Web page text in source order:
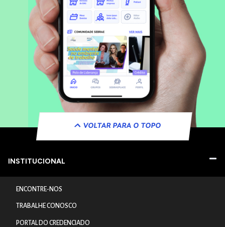
VOLTAR PARA O TOPO
INSTITUCIONAL
ENCONTRE-NOS
TRABALHE CONOSCO
PORTAL DO CREDENCIADO